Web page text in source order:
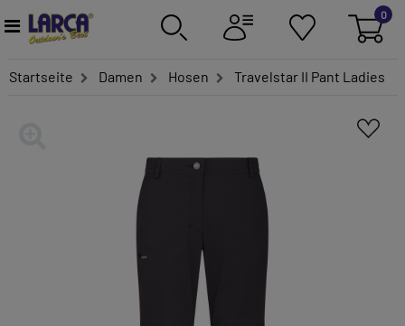
0
Startseite Damen Hosen Travelstar II Pant Ladies